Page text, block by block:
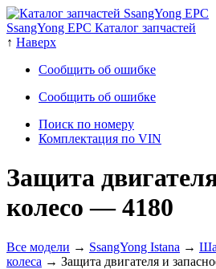
SsangYong EPC Каталог запчастей
↑ Наверх
Сообщить об ошибке
Сообщить об ошибке
Поиск по номеру
Комплектация по VIN
Защита
колесо— 4180
Все модели → SsangYong Istana →
колеса → Защита двигателя и